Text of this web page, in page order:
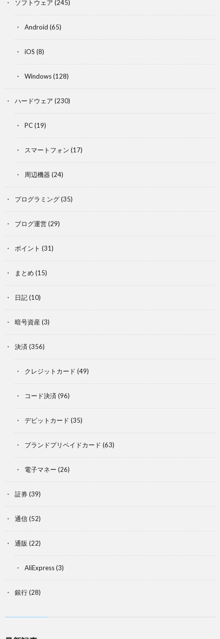
ソフトウェア (245)
Android (65)
iOS (8)
Windows(128)
ハードウェア (230)
PC(19)
スマートフォン (17)
周辺機器 (24)
プログラミング(35)
ブログ運営(29)
ポイント (31)
まとめ (15)
日記(10)
暗号資産 (3)
決済 (356)
クレジットカード (49)
コード決済 (96)
デビットカード (35)
ブランドプリペイドカード (63)
電子マネー (26)
証券(39)
通信(52)
通販 (22)
AliExpress(3)
銀行(28)